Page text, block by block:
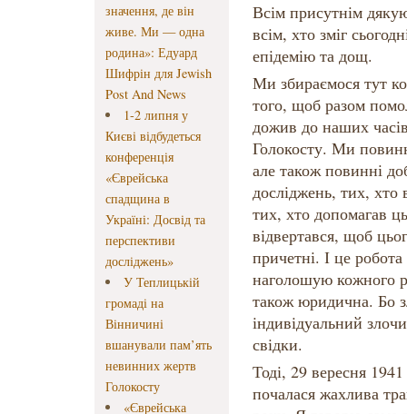
значення, де він
живе. Ми — одна
родина»: Едуард
Шифрін для Jewish
Post And News
1-2 липня у
Києві відбудеться
конференція
«Єврейська
спадщина в
Україні: Досвід та
перспективи
досліджень»
У Теплицькій
громаді на
Вінничині
вшанували пам’ять
невинних жертв
Голокосту
«Єврейська
Всім присутнім
всім, хто зміг
епідемію та дощ.
Ми збираємося тут
того, щоб разом
дожив до наших
Голокосту. Ми
але також повинні
досліджень, тих, хто
тих, хто допомагав
відвертався, щоб
причетні. І це
наголошую кожного
також юридична. Бо
індивідуальний
свідки.
Тоді, 29 вересня
почалася жахлива